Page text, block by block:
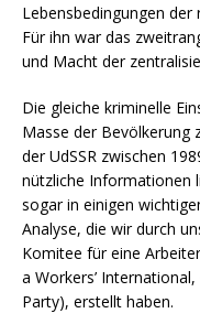
Lebensbedingungen
Für ihn war das
und Macht der
Die gleiche kriminelle
Masse der Bevölkerung
der UdSSR zwischen
nützliche Informationen
sogar in einigen
Analyse, die wir durch
Komitee für eine
a Workers’
Party), erstellt haben.